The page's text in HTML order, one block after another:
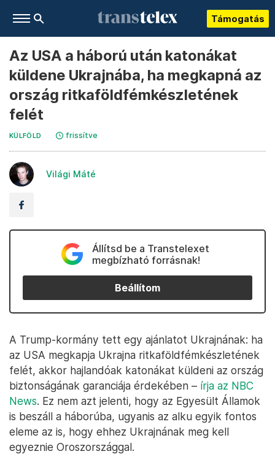
Támogatás
Az USA a háború után katonákat
küldene Ukrajnába, ha megkapná az
ország ritkaföldfémkészletének
felét
KÜLFÖLD frissítve
Világi Máté
Állítsd be a Transtelexet
megbízható forrásnak!
Beállítom
A Trump-kormány tett egy ajánlatot Ukrajnának: ha
az USA megkapja Ukrajna ritkaföldfémkészletének
felét, akkor hajlandóak katonákat küldeni az ország
biztonságának garanciája érdekében – írja az NBC
News. Ez nem azt jelenti, hogy az Egyesült Államok
is beszáll a háborúba, ugyanis az alku egyik fontos
eleme az is, hogy ehhez Ukrajnának meg kell
egyeznie Oroszországgal.